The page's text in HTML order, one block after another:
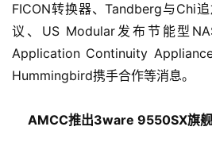
FICON转换器、Tandberg与Chi
议、US Modular发布节能型
Application Continuity
Hummingbird携手合作等消息。
AMCC推出3ware 9550SX旗